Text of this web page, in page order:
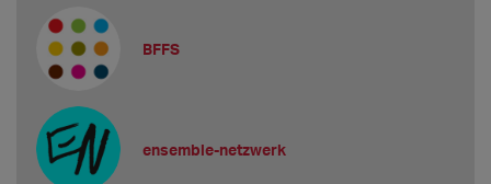
BFFS
ensemble-netzwerk